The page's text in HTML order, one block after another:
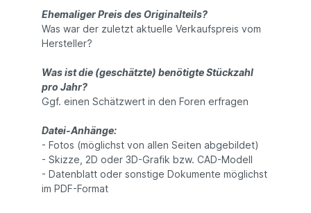
Ehemaliger Preis des Originalteils?
Was war der zuletzt aktuelle Verkaufspreis vom
Hersteller?
Was ist die (geschätzte) benötigte Stückzahl
pro Jahr?
Ggf. einen Schätzwert in den Foren erfragen
Datei-Anhänge:
- Fotos (möglichst von allen Seiten abgebildet)
- Skizze, 2D oder 3D-Grafik bzw. CAD-Modell
- Datenblatt oder sonstige Dokumente möglichst
im PDF-Format